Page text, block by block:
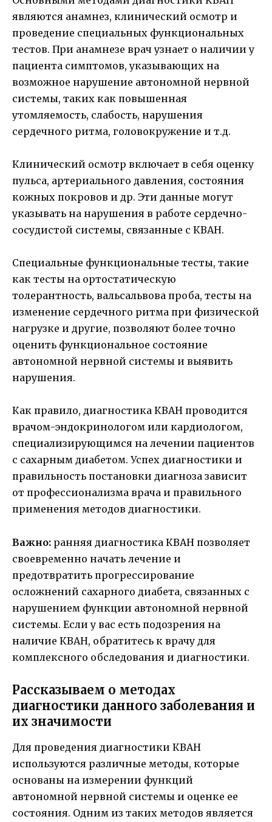
являются анамнез, клинический осмотр и
проведение специальных функциональных
тестов. При анамнезе врач узнает о наличии у
пациента симптомов, указывающих на
возможное нарушение автономной нервной
системы, таких как повышенная
утомляемость, слабость, нарушения
сердечного ритма, головокружение и т.д.
Клинический осмотр включает в себя оценку
пульса, артериального давления, состояния
кожных покровов и др. Эти данные могут
указывать на нарушения в работе сердечно-
сосудистой системы, связанные с КВАН.
Специальные функциональные тесты, такие
как тесты на ортостатическую
толерантность, вальсальвова проба, тесты на
изменение сердечного ритма при физической
нагрузке и другие, позволяют более точно
оценить функциональное состояние
автономной нервной системы и выявить
нарушения.
Как правило, диагностика КВАН проводится
врачом-эндокринологом или кардиологом,
специализирующимся на лечении пациентов
с сахарным диабетом. Успех диагностики и
правильность постановки диагноза зависит
от профессионализма врача и правильного
применения методов диагностики.
Важно: ранняя диагностика КВАН позволяет
своевременно начать лечение и
предотвратить прогрессирование
осложнений сахарного диабета, связанных с
нарушением функции автономной нервной
системы. Если у вас есть подозрения на
наличие КВАН, обратитесь к врачу для
комплексного обследования и диагностики.
Рассказываем о методах
диагностики данного заболевания и
их значимости
Для проведения диагностики КВАН
используются различные методы, которые
основаны на измерении функций
автономной нервной системы и оценке ее
состояния. Одним из таких методов является